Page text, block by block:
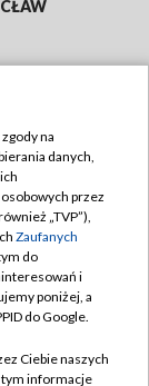
na
danych,
przez
„TVP”),
Zaufanych
do
i
poniżej, a
do Google.
Ciebie naszych
tym informacje